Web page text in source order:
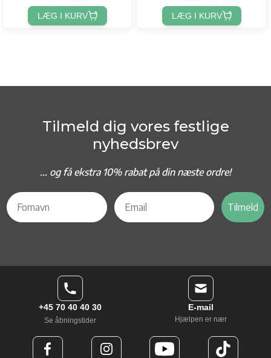
LÆG I KURV LÆG I KURV
Tilmeld dig vores festlige
nyhedsbrev
... og få ekstra 10% rabat på din næste ordre!
Tilmeld
+45 70 40 40 30
Se åbningstider
E-mail
Hjælpen er nær